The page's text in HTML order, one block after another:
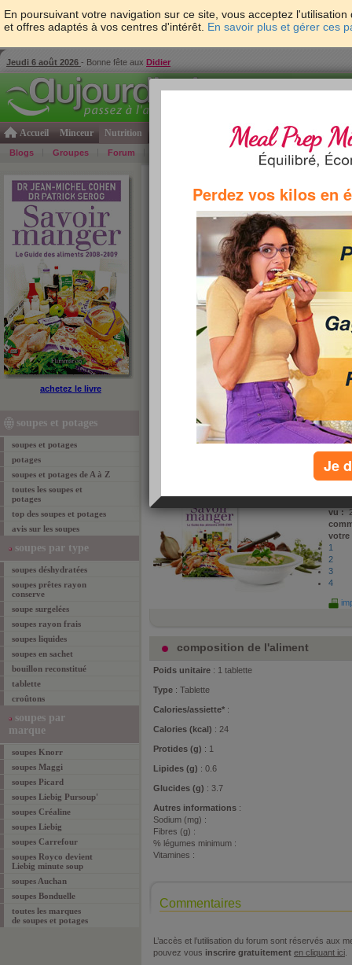
En poursuivant votre navigation sur ce site, vous acceptez
et offres adaptés à vos centres d'intérêt. En savoir plus et gérer ces
Jeudi 6 août 2026 - Bonne fête aux Didier
Accueil Minceur Nutrition Psycho & tests Forme & santé
Blogs Groupes Forum Bons Plans
achetez le livre
soupes et potages
soupes et potages
potages
soupes et potages de A à Z
toutes les soupes et
potages
top des soupes et potages
avis sur les soupes
soupes par type
soupes déshydratées
soupes prêtes rayon
conserve
soupe surgelées
soupes rayon frais
soupes liquides
soupes en sachet
bouillon reconstitué
tablette
croûtons
soupes par
marque
soupes Knorr
soupes Maggi
soupes Picard
soupes Liebig Pursoup'
soupes Créaline
soupes Liebig
soupes Carrefour
soupes Royco devient
Liebig minute soup
soupes Auchan
soupes Bonduelle
toutes les marques
de soupes et potages
Bouillon d'agneau, épices et
Bible de la nutrition aidant chaque consommateur à
sainement et intelligement, Savoir Manger, est
livre pratique et indispensable. Jean-Michel Cohen
de leur best seller. Voici l'analyse du produit
vu :
votre
1
2
3
4
composition de l'aliment
Poids unitaire : 1 tablette
Type : Tablette
Calories/assiette* :
Calories (kcal) : 24
Protides (g) : 1
Lipides (g) : 0.6
Glucides (g) : 3.7
Autres informations :
Sodium (mg) :
Fibres (g) :
% légumes minimum :
Vitamines :
Commentaires
L’accès et l’utilisation du forum sont réservés aux
pouvez vous inscrire gratuitement en cliquant ici
Perdez vos kilos en
Je